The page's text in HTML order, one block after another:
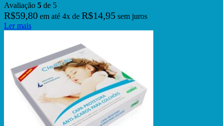
Avaliação 5 de 5
R$59,80 em até 4x de R$14,95 sem juros
Ler mais